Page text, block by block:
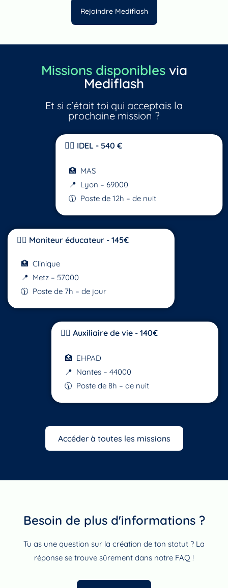
Rejoindre Mediflash
Missions disponibles via
Mediflash
Et si c'était toi qui acceptais la
prochaine mission ?
👩‍⚕️ IDEL - 540 €
🏥 MAS
📍 Lyon – 69000
🕦 Poste de 12h – de nuit
🧑‍⚕️ Moniteur éducateur - 145€
🏥 Clinique
📍 Metz – 57000
🕦 Poste de 7h – de jour
👩‍⚕️ Auxiliaire de vie - 140€
🏥 EHPAD
📍 Nantes – 44000
🕦 Poste de 8h – de nuit
Accéder à toutes les missions
Besoin de plus d'informations ?
Tu as une question sur la création de ton statut ? La
réponse se trouve sûrement dans notre FAQ !